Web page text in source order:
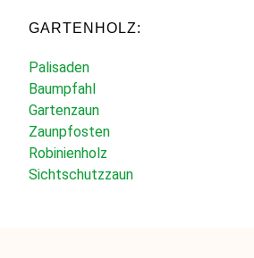
GARTENHOLZ:
Palisaden
Baumpfahl
Gartenzaun
Zaunpfosten
Robinienholz
Sichtschutzzaun